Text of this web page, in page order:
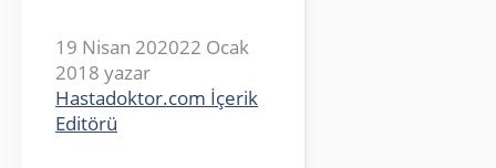
19 Nisan 202022 Ocak
2018 yazar
Hastadoktor.com İçerik
Editörü